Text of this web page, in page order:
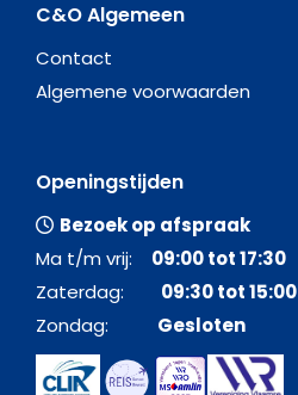
C&O Algemeen
Contact
Algemene voorwaarden
Openingstijden
Bezoek op afspraak
Ma t/m vrij: 09:00 tot 17:30
Zaterdag: 09:30 tot 15:00
Zondag: Gesloten